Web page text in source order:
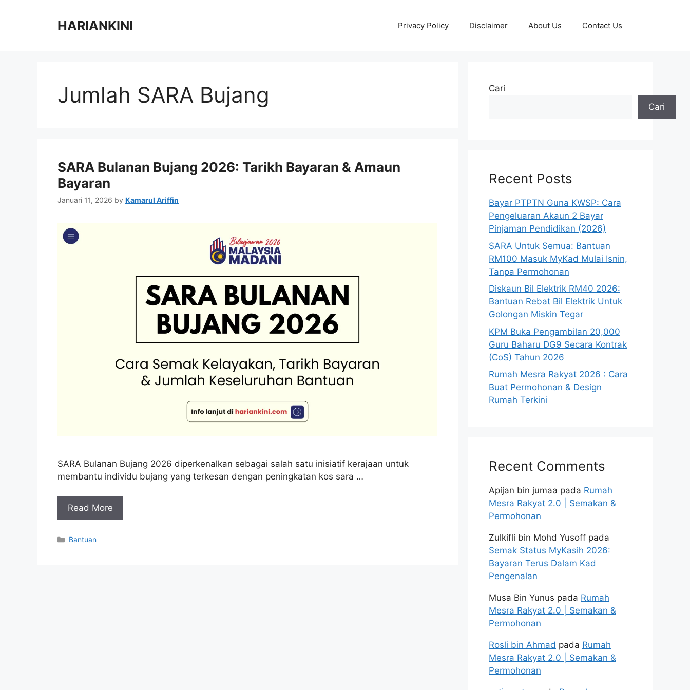
HARIANKINI Privacy Policy Disclaimer About Us Contact Us
Jumlah SARA Bujang
SARA Bulanan Bujang 2026: Tarikh Bayaran & Amaun
Bayaran
Januari 11, 2026 by Kamarul Ariffin
SARA Bulanan Bujang 2026 diperkenalkan sebagai salah satu inisiatif kerajaan untuk
membantu individu bujang yang terkesan dengan peningkatan kos sara …
Read More
Categories
Bantuan
Cari
Cari
Recent Posts
Bayar PTPTN Guna KWSP: Cara
Pengeluaran Akaun 2 Bayar
Pinjaman Pendidikan (2026)
SARA Untuk Semua: Bantuan
RM100 Masuk MyKad Mulai Isnin,
Tanpa Permohonan
Diskaun Bil Elektrik RM40 2026:
Bantuan Rebat Bil Elektrik Untuk
Golongan Miskin Tegar
KPM Buka Pengambilan 20,000
Guru Baharu DG9 Secara Kontrak
(CoS) Tahun 2026
Rumah Mesra Rakyat 2026 : Cara
Buat Permohonan & Design
Rumah Terkini
Recent Comments
Apijan bin jumaa pada Rumah
Mesra Rakyat 2.0 | Semakan &
Permohonan
Zulkifli bin Mohd Yusoff pada
Semak Status MyKasih 2026:
Bayaran Terus Dalam Kad
Pengenalan
Musa Bin Yunus pada Rumah
Mesra Rakyat 2.0 | Semakan &
Permohonan
Rosli bin Ahmad pada Rumah
Mesra Rakyat 2.0 | Semakan &
Permohonan